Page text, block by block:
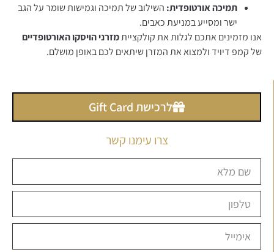
תמיכה אורטופדית: השילוב של תמיכה וגמישות שומר על הגב
ישר ומסייע במניעת כאבים.
אנו מזמינים אתכם לגלות את קולקצייתמזרני הויסקו האורטופדיים
של קמפ דיויד ולמצוא את המזרן שיתאים לכם באופן מושלם.
לרכישת Gift Card
צרו עימנו קשר